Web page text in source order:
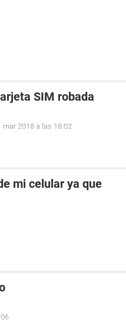
SIM robada
mar 2018 a las 18:02
mi celular ya que